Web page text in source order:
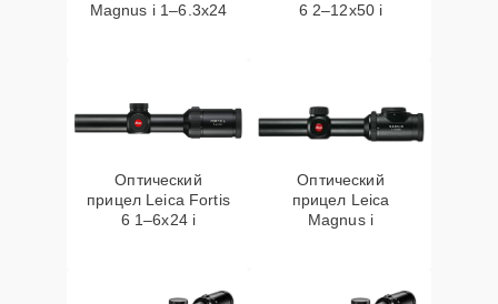
Magnus i 1–6.3x24
6 2–12x50 i
Оптический
прицел Leica Fortis
6 1–6x24 i
Оптический
прицел Leica
Magnus i